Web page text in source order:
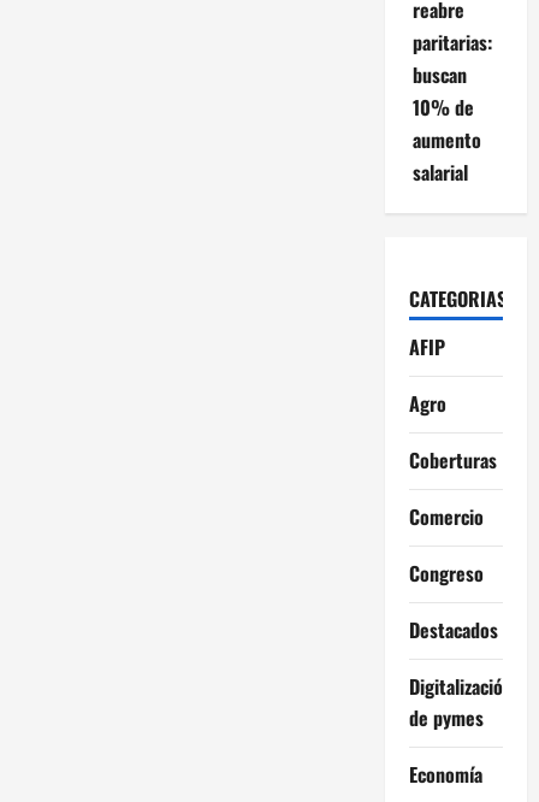
reabre
paritarias:
buscan
10% de
aumento
salarial
CATEGORIAS
AFIP
Agro
Coberturas
Comercio
Congreso
Destacados
Digitalización
de pymes
Economía